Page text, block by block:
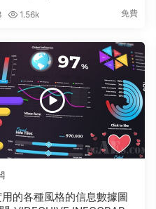
1.56k 免費
用的各種風格的信息數據圖